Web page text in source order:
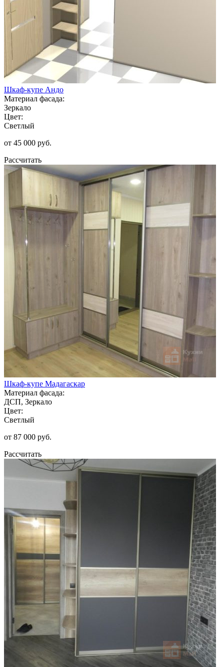
Шкаф-купе Андо
Материал фасада:
Зеркало
Цвет:
Светлый
от 45 000 руб.
Рассчитать
Шкаф-купе Мадагаскар
Материал фасада:
ДСП, Зеркало
Цвет:
Светлый
от 87 000 руб.
Рассчитать